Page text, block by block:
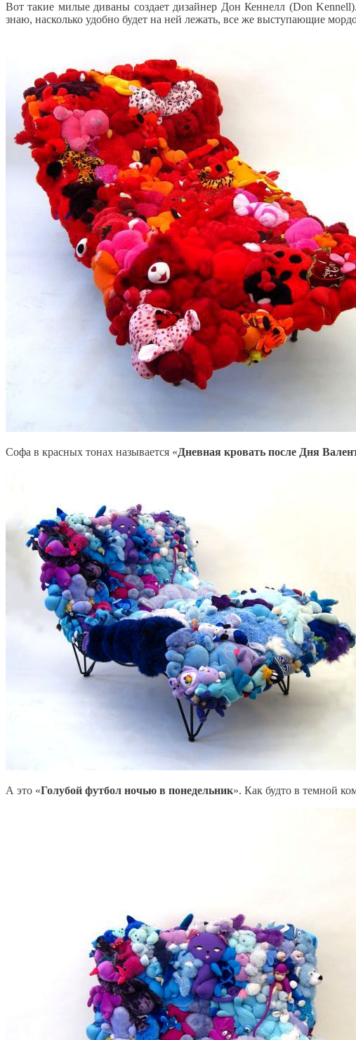
Вот такие милые диваны создает дизайнер Дон Кеннелл (Don
знаю, насколько удобно будет на ней лежать, все же выступающие
Софа в красных тонах называется «Дневная кровать после Дня
А это «Голубой футбол ночью в понедельник». Как будто в темной